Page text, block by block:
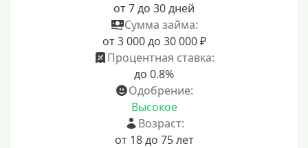
от 7 до 30 дней
Сумма займа:
от 3 000 до 30 000 ₽
Процентная ставка:
до 0.8%
Одобрение:
Высокое
Возраст:
от 18 до 75 лет